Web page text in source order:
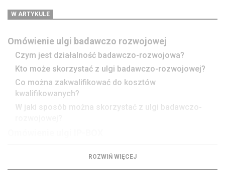
W ARTYKULE
Omówienie ulgi badawczo rozwojowej
Czym jest działalność badawczo-rozwojowa?
Kto może skorzystać z ulgi badawczo-rozwojowej?
Co można zakwalifikować do kosztów
kwalifikowanych?
W jaki sposób można skorzystać z ulgi badawczo-
Czym jest ulga IP-BOX?
Kto może skorzystać z ulgi IP-BOX?
ROZWIŃ WIĘCEJ